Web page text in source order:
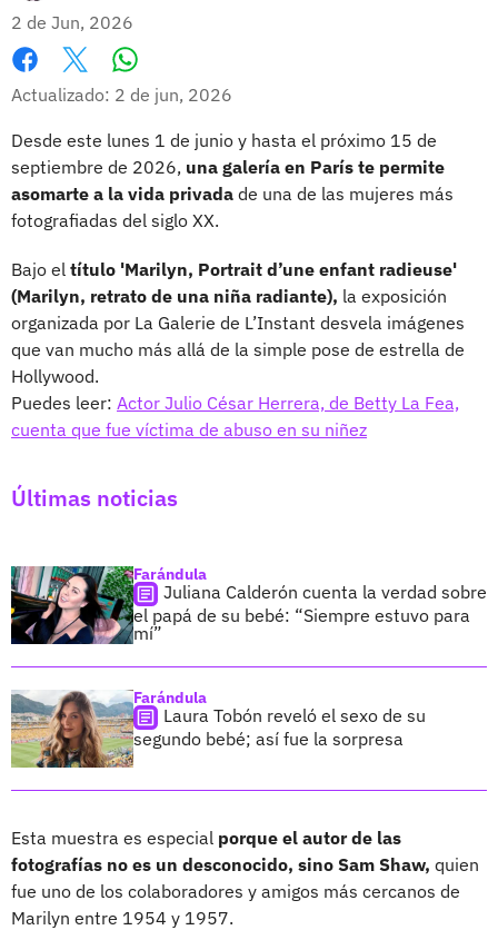
2 de Jun, 2026
Facebook
X
Actualizado: 2 de jun, 2026
Desde este lunes 1 de junio y hasta el próximo 15 de
septiembre de 2026, una galería en París te permite
asomarte a la vida privada de una de las mujeres más
fotografiadas del siglo XX.
Bajo el título 'Marilyn, Portrait d’une enfant radieuse'
(Marilyn, retrato de una niña radiante), la exposición
organizada por La Galerie de L’Instant desvela imágenes
que van mucho más allá de la simple pose de estrella de
Hollywood.
Puedes leer: Actor Julio César Herrera, de Betty La Fea,
cuenta que fue víctima de abuso en su niñez
Últimas noticias
Farándula
Juliana Calderón cuenta la verdad sobre
el papá de su bebé: “Siempre estuvo para
mí”
Farándula
Laura Tobón reveló el sexo de su
segundo bebé; así fue la sorpresa
Esta muestra es especial porque el autor de las
fotografías no es un desconocido, sino Sam Shaw, quien
fue uno de los colaboradores y amigos más cercanos de
Marilyn entre 1954 y 1957.